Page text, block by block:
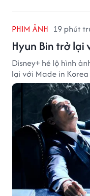
PHIM ẢNH 19 phút
Hyun Bin trở lại
Disney+ hé lộ hình
lại với Made in Korea